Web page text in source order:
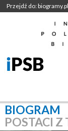
Przejdź do: biogramy.pl
BIOGRAM
POSTACI Z